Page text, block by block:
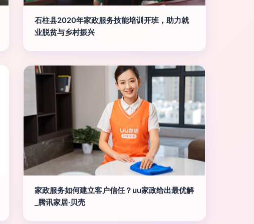
石柱县2020年家政服务技能培训开班，助力就
业脱贫与乡村振兴
家政服务如何建立客户信任？uu家政给出最优解
_腾讯家居·贝壳